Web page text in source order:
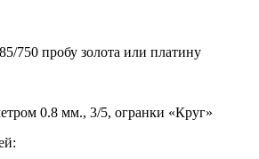
750 пробу золота или платину
0.8 мм., 3/5, огранки «Круг»